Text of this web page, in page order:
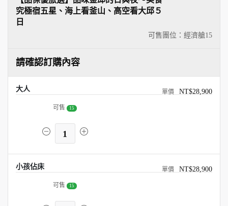
可售團位：經濟艙15
究極宿五星、海上看釜山、高空看大邱５
日
請確認訂購內容
大人 NT$28,900
可售 15
1
小孩佔床 NT$28,900
可售 15